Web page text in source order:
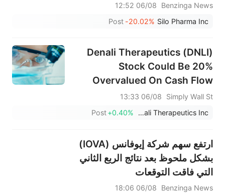
Benzinga News
06/08 12:52
Silo Pharma Inc
-20.02%
Post
Denali Therapeutics (DNLI)
Stock Could Be 20%
Overvalued On Cash Flow
Hopes
Simply Wall St
06/08 13:33
Denali Therapeutics Inc.
+0.40%
Post
ارتفع سهم شركة إيوفانس (IOVA)
بشكل ملحوظ بعد نتائج الربع الثاني
التي فاقت التوقعات
Benzinga News
06/08 18:06